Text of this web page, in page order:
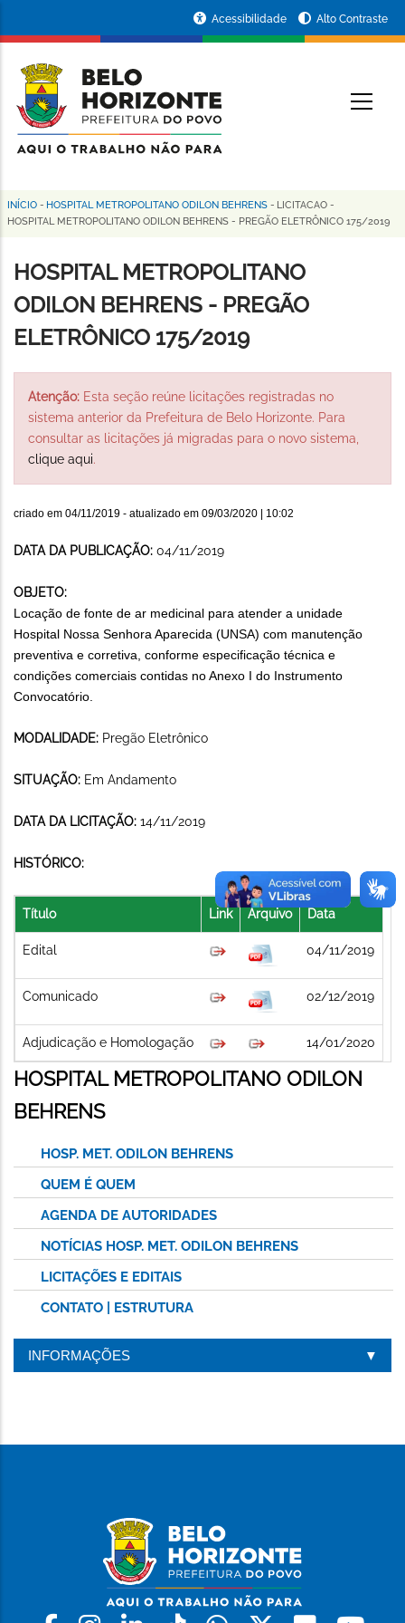
conteúdo
principal
da
Prefeitura
de
Horizonte
Acessibilidade Alto Contraste
Trilha
navegação
INÍCIO - HOSPITAL METROPOLITANO ODILON BEHRENS - LICITACAO -
HOSPITAL METROPOLITANO ODILON BEHRENS - PREGÃO ELETRÔNICO 175/2019
HOSPITAL METROPOLITANO
ODILON BEHRENS - PREGÃO
ELETRÔNICO 175/2019
Atenção: Esta seção reúne licitações registradas no
sistema anterior da Prefeitura de Belo Horizonte. Para
consultar as licitações já migradas para o novo sistema,
clique aqui.
criado em 04/11/2019 - atualizado em 09/03/2020 | 10:02
DATA DA PUBLICAÇÃO: 04/11/2019
OBJETO:
Locação de fonte de ar medicinal para atender a unidade
Hospital Nossa Senhora Aparecida (UNSA) com manutenção
preventiva e corretiva, conforme especificação técnica e
condições comerciais contidas no Anexo I do Instrumento
Convocatório.
MODALIDADE: Pregão Eletrônico
SITUAÇÃO: Em Andamento
DATA DA LICITAÇÃO: 14/11/2019
HISTÓRICO:
Título Link Arquivo Data
Edital 04/11/2019
Comunicado 02/12/2019
Adjudicação e Homologação 14/01/2020
HOSPITAL METROPOLITANO ODILON
BEHRENS
HOSP. MET. ODILON BEHRENS
QUEM É QUEM
AGENDA DE AUTORIDADES
NOTÍCIAS HOSP. MET. ODILON BEHRENS
LICITAÇÕES E EDITAIS
CONTATO | ESTRUTURA
INFORMAÇÕES